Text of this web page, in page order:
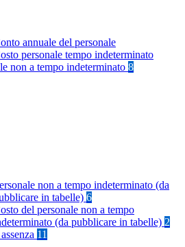
annuale del personale
personale tempo indeterminato
non a tempo indeterminato 8
non a tempo indeterminato (da
in tabelle) 6
del personale non a tempo
(da pubblicare in tabelle) 2
11